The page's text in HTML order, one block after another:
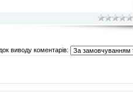
виводу коментарів: